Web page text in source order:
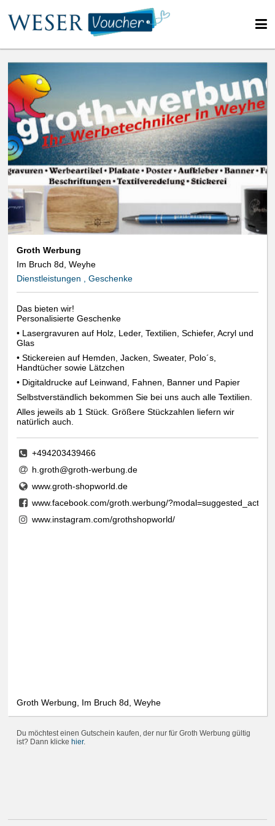
Groth Werbung
Im Bruch 8d, Weyhe
Dienstleistungen , Geschenke
Das bieten wir!
Personalisierte Geschenke
• Lasergravuren auf Holz, Leder, Textilien, Schiefer, Acryl und
Glas
• Stickereien auf Hemden, Jacken, Sweater, Polo´s,
Handtücher sowie Lätzchen
• Digitaldrucke auf Leinwand, Fahnen, Banner und Papier
Selbstverständlich bekommen Sie bei uns auch alle Textilien.
Alles jeweils ab 1 Stück. Größere Stückzahlen liefern wir
natürlich auch.
+494203439466
h.groth@groth-werbung.de
www.groth-shopworld.de
www.facebook.com/groth.werbung/
www.instagram.com/grothshopworld/
Groth Werbung, Im Bruch 8d, Weyhe
Du möchtest einen Gutschein kaufen, der nur für Groth Werbung gültig
ist? Dann klicke hier.
We use cookies
data protection